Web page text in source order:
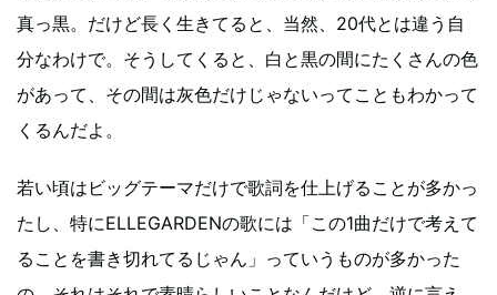
真っ黒。だけど長く生きてると、当然、20代とは違う自
分なわけで。そうしてくると、白と黒の間にたくさんの色
があって、その間は灰色だけじゃないってこともわかって
くるんだよ。
若い頃はビッグテーマだけで歌詞を仕上げることが多かっ
たし、特にELLEGARDENの歌には「この1曲だけで考えて
ることを書き切れてるじゃん」っていうものが多かった